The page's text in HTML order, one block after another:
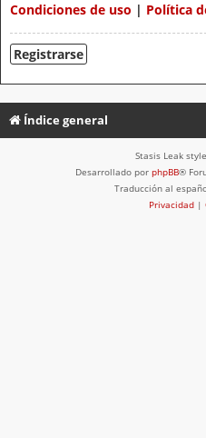
Condiciones de uso | Política
Registrarse
Índice general
Stasis Leak
Desarrollado por phpBB®
Traducción al
Privacidad |